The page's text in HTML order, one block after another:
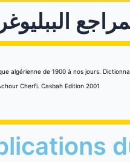
algérienne de 1900 à nos jours.
Cherfi. Casbah Edition 2001